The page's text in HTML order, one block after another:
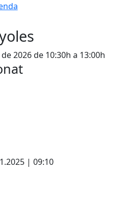
2026 de 10:30h a 13:00h
| 09:10